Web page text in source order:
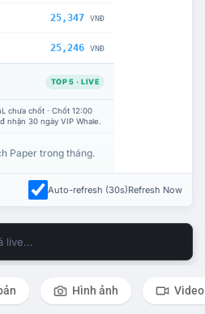
25,347 VNĐ
25,246 VNĐ
TOP 5 · LIVE
chưa chốt · Chốt 12:00
nhận 30 ngày VIP Whale.
Paper trong tháng.
Auto-refresh (30s)Refresh Now
live...
Hình ảnh Video